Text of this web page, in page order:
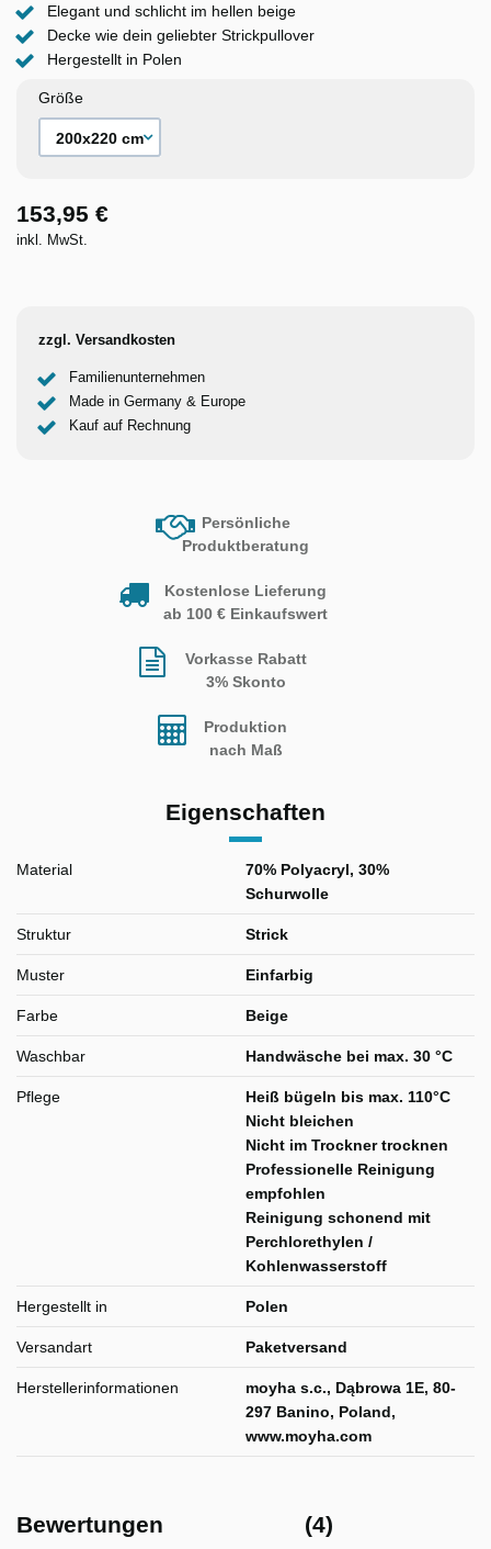
Elegant und schlicht im hellen beige
Decke wie dein geliebter Strickpullover
Hergestellt in Polen
Größe
153,95 €
inkl. MwSt.
zzgl. Versandkosten
Familienunternehmen
Made in Germany & Europe
Kauf auf Rechnung
Persönliche
Produktberatung
Kostenlose Lieferung
ab 100 € Einkaufswert
Vorkasse Rabatt
3% Skonto
Produktion
nach Maß
Eigenschaften
Material
70% Polyacryl, 30%
Schurwolle
Struktur Strick
Muster Einfarbig
Farbe Beige
Waschbar Handwäsche bei max. 30 °C
Pflege
Heiß bügeln bis max. 110°C
Nicht bleichen
Nicht im Trockner trocknen
Professionelle Reinigung
empfohlen
Reinigung schonend mit
Perchlorethylen /
Kohlenwasserstoff
Hergestellt in Polen
Versandart Paketversand
Herstellerinformationen
moyha s.c., Dąbrowa 1E, 80-
297 Banino, Poland,
www.moyha.com
Bewertungen (4)